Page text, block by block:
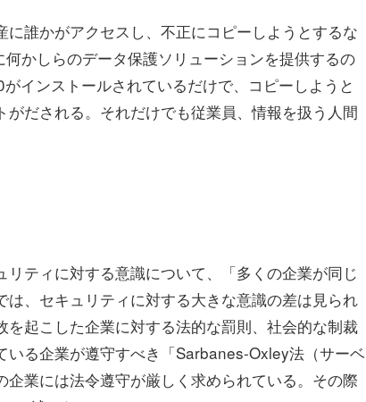
誰かがアクセスし、不正にコピーしようとするな
かしらのデータ保護ソリューションを提供するの
インストールされているだけで、コピーしようと
だされる。それだけでも従業員、情報を扱う人間
ティに対する意識について、「多くの企業が同じ
、セキュリティに対する大きな意識の差は見られ
起こした企業に対する法的な罰則、社会的な制裁
る企業が遵守すべき「Sarbanes-Oxley法（サーベ
業には法令遵守が厳しく求められている。その際